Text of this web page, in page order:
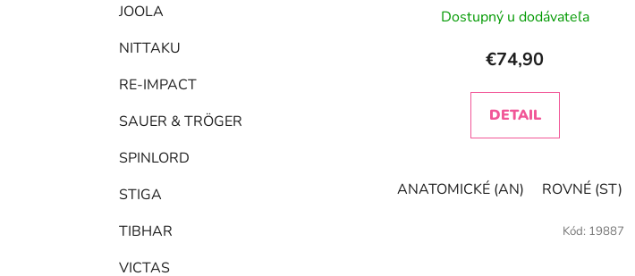
JOOLA
NITTAKU
RE-IMPACT
SAUER & TRÖGER
SPINLORD
STIGA
TIBHAR
VICTAS
Dostupný u dodávateľa
€74,90
DETAIL
ANATOMICKÉ (AN) ROVNÉ (ST)
Kód: 19887